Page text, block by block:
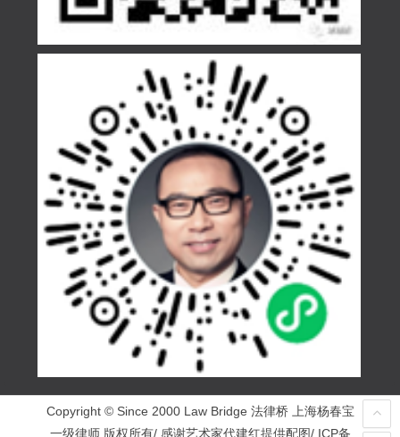
Copyright © Since 2000 Law Bridge 法律桥 上海杨春宝
一级律师 版权所有/ 感谢艺术家代建红提供配图/ ICP备